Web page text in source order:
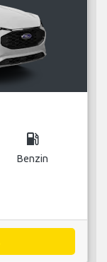
local_gas_station
Benzin